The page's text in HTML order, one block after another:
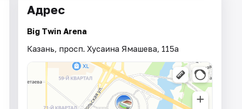
Адрес
Big Twin Arena
Казань, просп. Хусаина Ямашева, 115а